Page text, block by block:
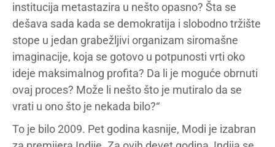
institucija metastazira u nešto opasno? Šta se
dešava sada kada se demokratija i slobodno tržište
stope u jedan grabežljivi organizam siromašne
imaginacije, koja se gotovo u potpunosti vrti oko
ideje maksimalnog profita? Da li je moguće obrnuti
ovaj proces? Može li nešto što je mutiralo da se
vrati u ono što je nekada bilo?“
To je bilo 2009. Pet godina kasnije, Modi je izabran